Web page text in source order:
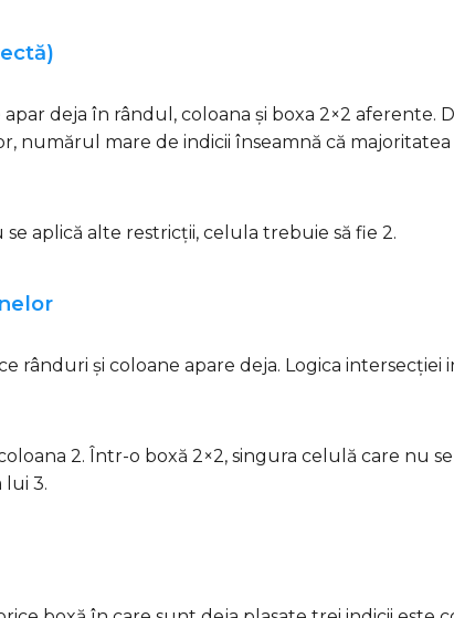
deja în rândul, coloana și boxa 2×2 aferente.
numărul mare de indicii înseamnă că
aplică alte restricții, celula trebuie să fie 2.
rânduri și coloane apare deja. Logica
2. Într-o boxă 2×2, singura celulă care nu
lui 3.